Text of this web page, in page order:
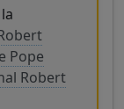
Pope
Robert